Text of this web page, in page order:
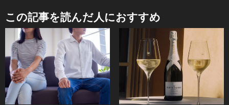
この記事を読んだ人におすすめ